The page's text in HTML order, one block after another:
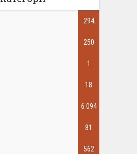
294
250
1
18
6 094
81
562